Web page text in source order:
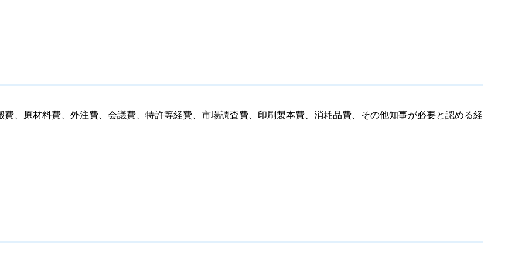
原材料費、外注費、会議費、特許等経費、市場調査費、印刷製本費、消耗品費、その他知事が必要と認める経